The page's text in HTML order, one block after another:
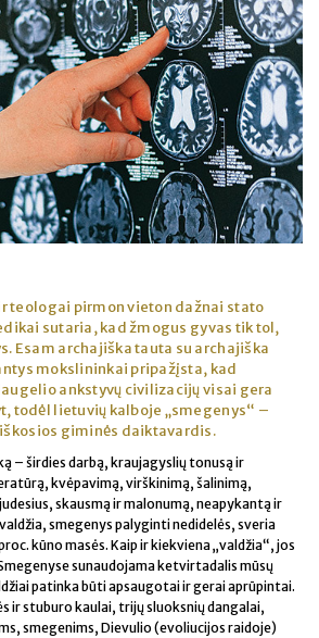
teologai pirmon vieton dažnai stato
sutaria, kad žmogus gyvas tik tol,
Esam archajiška tauta su archajiška
mokslininkai pripažįsta, kad
ankstyvų civilizacijų visai gera
todėl lietuvių kalboje „smegenys“ –
giminės daiktavardis.
– širdies darbą, kraujagyslių tonusą ir
kvėpavimą, virškinimą, šalinimą,
skausmą ir malonumą, neapykantą ir
smegenys palyginti nedidelės, sveria
kūno masės. Kaip ir kiekviena „valdžia“, jos
sunaudojama ketvirtadalis mūsų
patinka būti apsaugotai ir gerai aprūpintai.
ir stuburo kaulai, trijų sluoksnių dangalai,
smegenims, Dievulio (evoliucijos raidoje)